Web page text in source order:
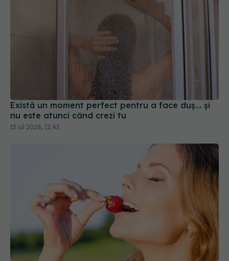
Există un moment perfect pentru a face duș... și
nu este atunci când crezi tu
Începe-ți ziua cu o căpșună și alte 14 obiceiuri
care îți pot schimba starea de spirit, somnul și
energia
07 iul 2026, 21:48